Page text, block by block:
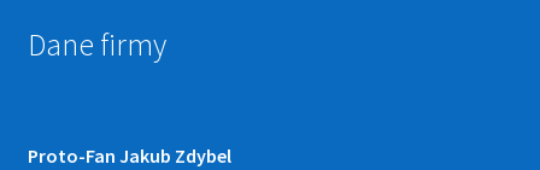
Dane firmy
Proto-Fan Jakub Zdybel